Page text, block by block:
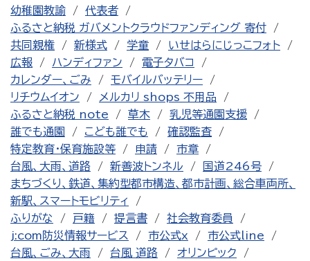
幼稚園教諭
代表者
ふるさと納税 ガバメントクラウドファンディング 寄付
共同親権
新様式 学童
いせはらにじっこフォト
広報
ハンディファン
電子タバコ
カレンダー、ごみ
モバイルバッテリー
リチウムイオン
メルカリ shops 不用品
ふるさと納税 note
草木
乳児等通園支援
誰でも通園
こども誰でも
確認監査
特定教育・保育施設等
申請
市章
台風、大雨、道路
新善波トンネル
国道246号
まちづくり、鉄道、集約型都市構造、都市計画、総合車両所、
新駅、スマートモビリティ
ふりがな
戸籍 提言書
社会教育委員
j:com防災情報サービス
市公式x
市公式line
台風、ごみ、大雨
台風 道路
オリンピック